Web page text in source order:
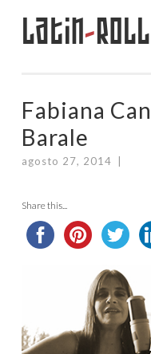
Saltar
Latin-
Fabiana
Barale
agosto 27, 2014
Share this...